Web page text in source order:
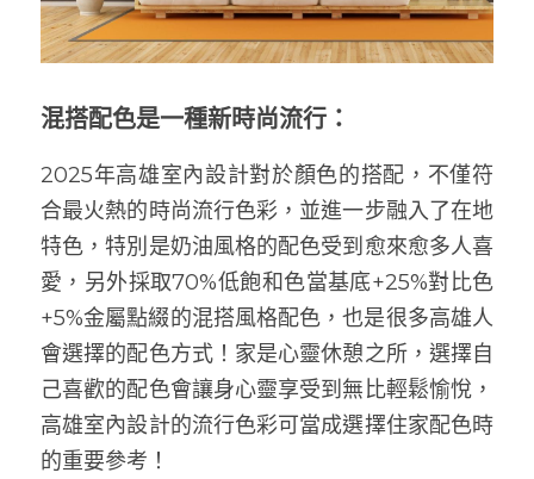
混搭配色是一種新時尚流行：
2025年高雄室內設計對於顏色的搭配，不僅符
合最火熱的時尚流行色彩，並進一步融入了在地
特色，特別是奶油風格的配色受到愈來愈多人喜
愛，另外採取70%低飽和色當基底+25%對比色
+5%金屬點綴的混搭風格配色，也是很多高雄人
會選擇的配色方式！家是心靈休憩之所，選擇自
己喜歡的配色會讓身心靈享受到無比輕鬆愉悅，
高雄室內設計的流行色彩可當成選擇住家配色時
的重要參考！